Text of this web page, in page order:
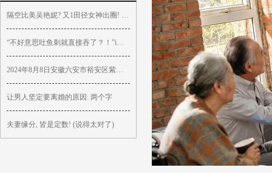
隔空比美吴艳妮? 又1田径女神出圈! 高颜值好身材 穿三角式引争议
“不好意思吐鱼刺就直接吞了？！”i人能有多内向！
2024年8月8日安徽六安市裕安区紫竹林农产品批发市场价格行情
让男人坚定要离婚的原因: 两个字
夫妻缘分, 皆是定数! (说得太对了)